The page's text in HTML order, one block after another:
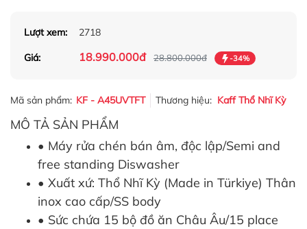
Lượt xem: 2718
Giá: 18.990.000đ 28.800.000đ -34%
Mã sản phẩm: KF - A45UVTFT Thương hiệu: Kaff Thổ Nhĩ Kỳ
MÔ TẢ SẢN PHẨM
• Máy rửa chén bán âm, độc lập/Semi and
free standing Diswasher
• Xuất xứ: Thổ Nhĩ Kỳ (Made in Türkiye) Thân
inox cao cấp/SS body
• Sức chứa 15 bộ đồ ăn Châu Âu/15 place